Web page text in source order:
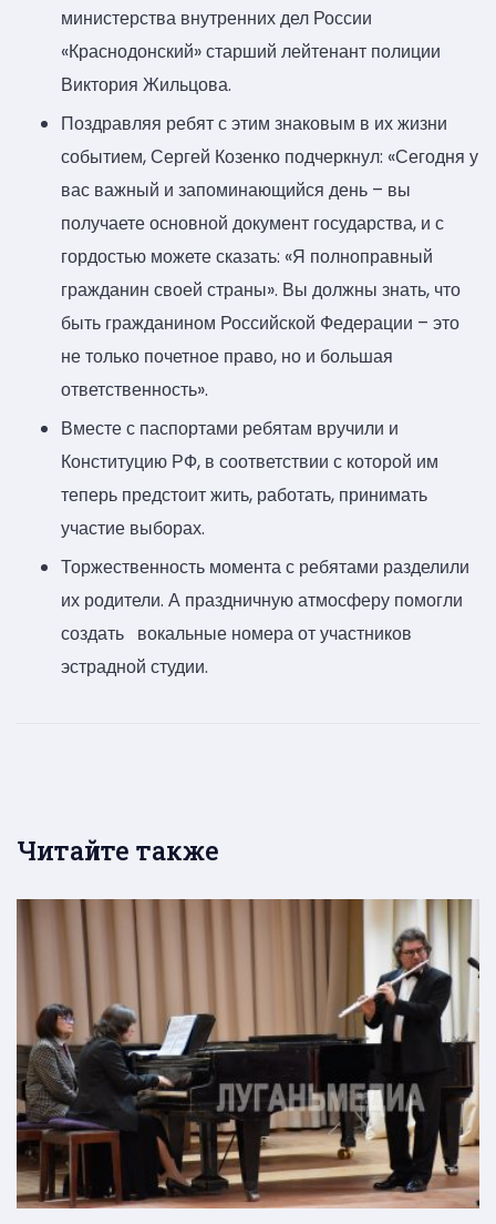
министерства внутренних дел России
«Краснодонский» старший лейтенант полиции
Виктория Жильцова.
Поздравляя ребят с этим знаковым в их жизни
событием, Сергей Козенко подчеркнул: «Сегодня у
вас важный и запоминающийся день – вы
получаете основной документ государства, и с
гордостью можете сказать: «Я полноправный
гражданин своей страны». Вы должны знать, что
быть гражданином Российской Федерации – это
не только почетное право, но и большая
ответственность».
Вместе с паспортами ребятам вручили и
Конституцию РФ, в соответствии с которой им
теперь предстоит жить, работать, принимать
участие выборах.
Торжественность момента с ребятами разделили
их родители. А праздничную атмосферу помогли
создать вокальные номера от участников
эстрадной студии.
Читайте также